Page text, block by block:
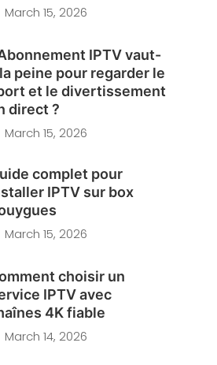
March 15, 2026
IPTV vaut-
peine pour regarder le
et le divertissement
direct ?
March 15, 2026
complet pour
IPTV sur box
March 15, 2026
choisir un
IPTV avec
4K fiable
March 14, 2026